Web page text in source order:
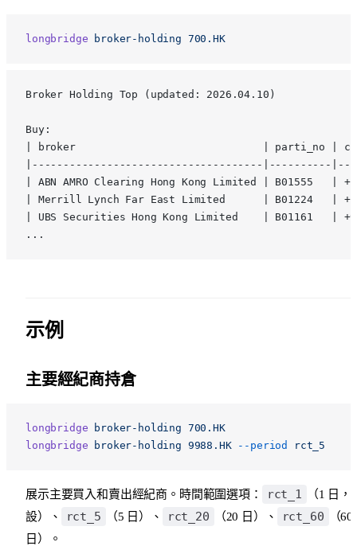
longbridge broker-holding 700.HK
Broker Holding Top (updated: 2026.04.10)
Buy:
| broker                              | parti_no |
|-------------------------------------|----------
| ABN AMRO Clearing Hong Kong Limited | B01555   |
| Merrill Lynch Far East Limited      | B01224   |
| UBS Securities Hong Kong Limited    | B01161   |
...
示例
主要經紀商持倉
longbridge broker-holding 700.HK
longbridge broker-holding 9988.HK --period rct_5
展示主要買入和賣出經紀商。時間範圍選項： rct_1
（1 日，
設）、
rct_5 （5 日）、 rct_20 （20 日）、 rct_60
（60
日）。